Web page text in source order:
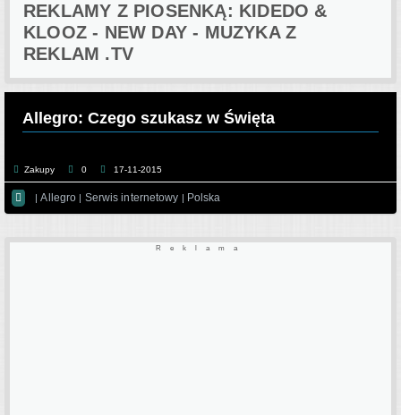
REKLAMY Z PIOSENKĄ: KIDEDO &
KLOOZ - NEW DAY - MUZYKA Z
REKLAM .TV
Allegro: Czego szukasz w Święta
Zakupy 0 17-11-2015
 |Allegro | Serwis internetowy | Polska
Reklama